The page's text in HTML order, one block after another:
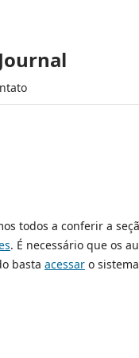
todos a conferir a
. É necessário que os
basta acessar o